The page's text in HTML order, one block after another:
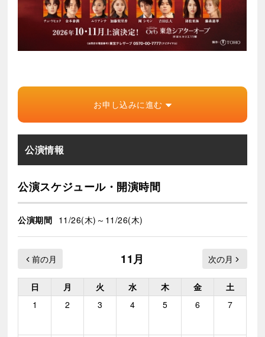
お申し込みに進む
公演情報
公演スケジュール・開演時間
公演期間 11/26(木)～11/26(木)
11月
日 月 火 水 木 金
土
1
2 3 4 5 6 7